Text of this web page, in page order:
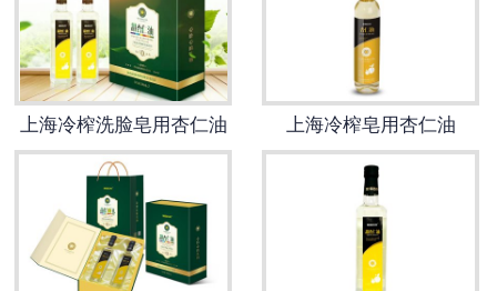
上海冷榨洗脸皂用杏仁油 上海冷榨皂用杏仁油